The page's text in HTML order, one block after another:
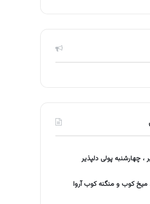
، چهارشنبه پولی دلپذیر
، میخ کوب و منگنه کوب آروا